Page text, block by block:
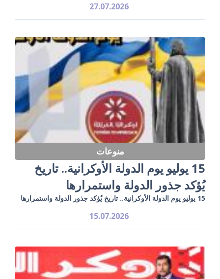
27.07.2026
منوعات
15 يوليو يوم الدولة الأوكرانية.. تاريخ
يُؤكد جذور الدولة واستمرارها
15 يوليو يوم الدولة الأوكرانية.. تاريخ يُؤكد جذور الدولة واستمرارها
15.07.2026